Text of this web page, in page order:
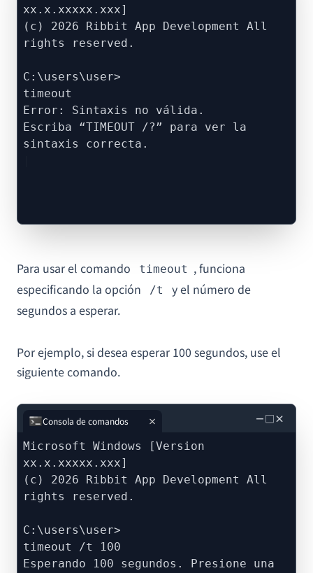
xx.x.xxxxx.xxx]
(c) 2026 Ribbit App Development All
rights reserved.
C:\users\user>
timeout
Error: Sintaxis no válida.
Escriba “TIMEOUT /?” para ver la
sintaxis correcta.
Para usar el comando timeout , funciona
especificando la opción
/t
y el número de
segundos a esperar.
Por ejemplo, si desea esperar 100 segundos, use el
siguiente comando.
－□×
Consola de comandos
Microsoft Windows [Version
xx.x.xxxxx.xxx]
(c) 2026 Ribbit App Development All
rights reserved.
C:\users\user>
timeout /t 100
Esperando 100 segundos. Presione una